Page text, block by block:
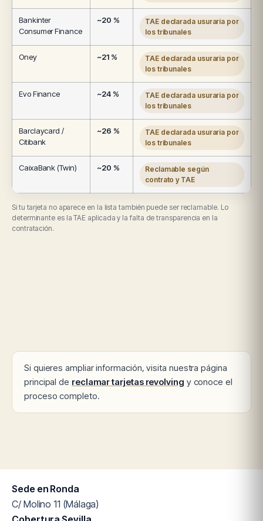
Bankinter
Consumer Finance
~20 %
TAE declarada usuraria por
los tribunales
Oney ~21 %
TAE declarada usuraria por
los tribunales
Evo Finance ~24 %
TAE declarada usuraria por
los tribunales
Barclaycard /
Citibank
~26 %
TAE declarada usuraria por
los tribunales
CaixaBank (Twin) ~20 %
Reclamable según
contrato y TAE
Si tu tarjeta no aparece en la lista también puede ser reclamable. Lo
determinante es la TAE aplicada y la falta de transparencia en la
contratación.
Si quieres ampliar información, visita nuestra página
principal de reclamar tarjetas revolving y conoce el
proceso completo.
Sede en Ronda
C/ Molino 11 (Málaga)